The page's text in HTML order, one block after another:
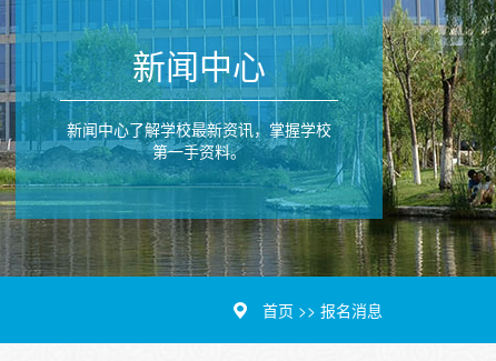
新闻中心
新闻中心了解学校最新资讯，掌握学校
第一手资料。
首页 >> 报名消息